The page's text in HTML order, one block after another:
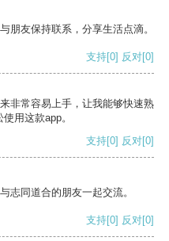
朋友保持联系，分享生活点滴。
支持[0] 反对[0]
非常容易上手，让我能够快速熟
用这款app。
支持[0] 反对[0]
志同道合的朋友一起交流。
支持[0] 反对[0]